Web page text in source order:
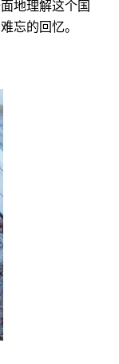
地理解这个国
忘的回忆。